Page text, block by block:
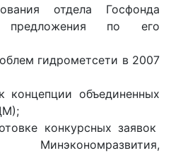
отдела Госфонда
по его
гидрометсети в 2007
объединенных
конкурсных заявок